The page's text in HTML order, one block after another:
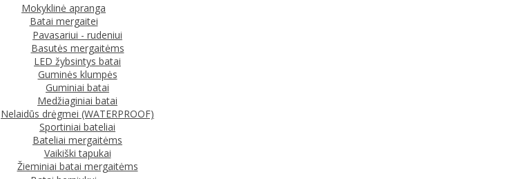
Mokyklinė apranga
Batai mergaitei
Pavasariui - rudeniui
Basutės mergaitėms
LED žybsintys batai
Guminės klumpės
Guminiai batai
Medžiaginiai batai
Nelaidūs drėgmei (WATERPROOF)
Sportiniai bateliai
Bateliai mergaitėms
Vaikiški tapukai
Žieminiai batai mergaitėms